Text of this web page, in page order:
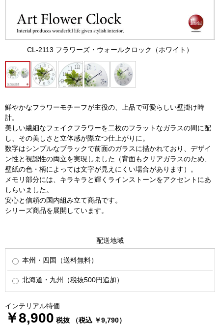
CL-2113 フラワーズ・ウォールクロック（ホワイト）
鮮やかなフラワーモチーフが主役の、上品で可愛らしい壁掛け時
計。
美しい繊細なフェイクフラワーを二枚のフラットなガラスの間に配
し、その美しさと立体感が際立つ仕上がりに。
数字はシンプルなブラックで前面のガラスに描かれており、デザイ
ン性と視認性の両立を実現しました（背面もクリアガラスのため、
壁紙の色・柄によっては文字が見えにくい場合があります）。
メモリ部分には、キラキラと輝くラインストーンをアクセントにあ
しらいました。
安心と信頼の国内組み立て商品です。
シリーズ商品を展開しています。
配送地域
本州・四国（送料無料）
北海道・九州（税抜500円追加）
インテリアル特価
￥8,900 税抜 （税込 ￥9,790）